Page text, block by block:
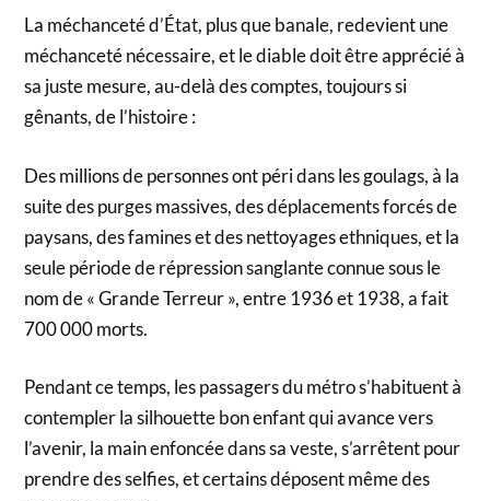
La méchanceté d’État, plus que banale, redevient une
méchanceté nécessaire, et le diable doit être apprécié à
sa juste mesure, au-delà des comptes, toujours si
gênants, de l’histoire :
Des millions de personnes ont péri dans les goulags, à la
suite des purges massives, des déplacements forcés de
paysans, des famines et des nettoyages ethniques, et la
seule période de répression sanglante connue sous le
nom de « Grande Terreur », entre 1936 et 1938, a fait
700 000 morts.
Pendant ce temps, les passagers du métro s’habituent à
contempler la silhouette bon enfant qui avance vers
l’avenir, la main enfoncée dans sa veste, s’arrêtent pour
prendre des selfies, et certains déposent même des